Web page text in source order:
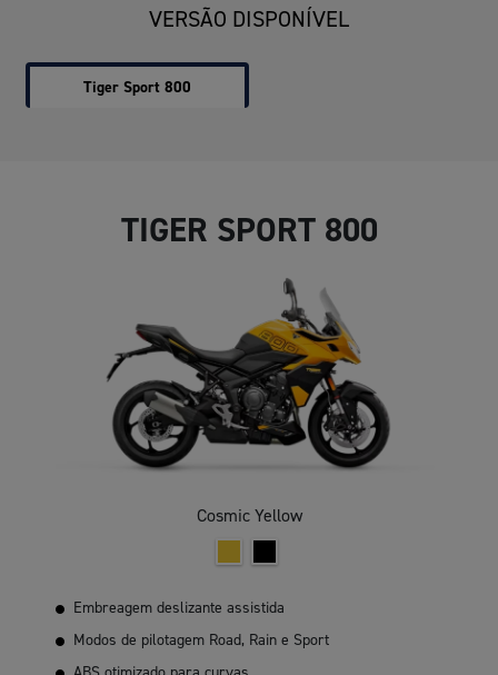
VERSÃO DISPONÍVEL
Tiger Sport 800
TIGER SPORT 800
Cosmic Yellow
Embreagem deslizante assistida
Modos de pilotagem Road, Rain e Sport